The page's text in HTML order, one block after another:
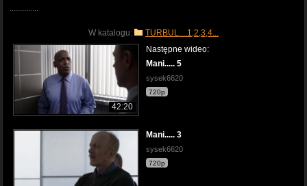
W katalogu: TURBUL....1,2,3,4...
42:20
Następne wideo:
Mani..... 5
sysek6620
720p
Mani..... 3
sysek6620
720p